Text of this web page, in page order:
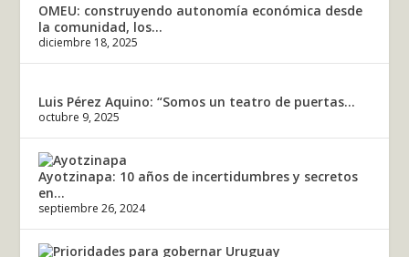
OMEU: construyendo autonomía económica desde
la comunidad, los...
diciembre 18, 2025
Luis Pérez Aquino: “Somos un teatro de puertas...
octubre 9, 2025
Ayotzinapa: 10 años de incertidumbres y secretos
en...
septiembre 26, 2024